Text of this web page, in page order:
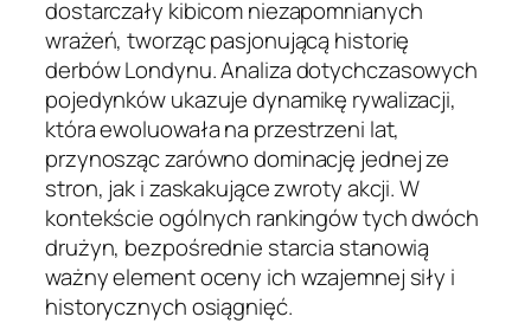
dostarczały kibicom niezapomnianych
wrażeń, tworząc pasjonującą historię
derbów Londynu. Analiza dotychczasowych
pojedynków ukazuje dynamikę rywalizacji,
która ewoluowała na przestrzeni lat,
przynosząc zarówno dominację jednej ze
stron, jak i zaskakujące zwroty akcji. W
kontekście ogólnych rankingów tych dwóch
drużyn, bezpośrednie starcia stanowią
ważny element oceny ich wzajemnej siły i
historycznych osiągnięć.